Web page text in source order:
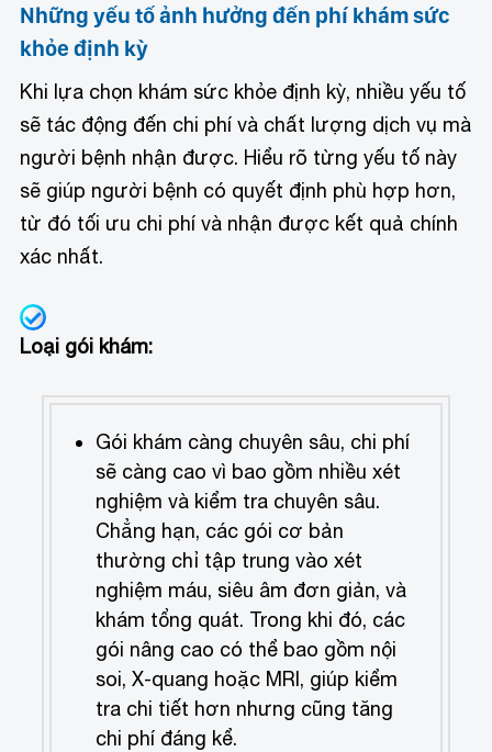
Những yếu tố ảnh hưởng đến phí khám sức
khỏe định kỳ
Khi lựa chọn khám sức khỏe định kỳ, nhiều yếu tố
sẽ tác động đến chi phí và chất lượng dịch vụ mà
người bệnh nhận được. Hiểu rõ từng yếu tố này
sẽ giúp người bệnh có quyết định phù hợp hơn,
từ đó tối ưu chi phí và nhận được kết quả chính
xác nhất.
Loại gói khám:
Gói khám càng chuyên sâu, chi phí
sẽ càng cao vì bao gồm nhiều xét
nghiệm và kiểm tra chuyên sâu.
Chẳng hạn, các gói cơ bản
thường chỉ tập trung vào xét
nghiệm máu, siêu âm đơn giản, và
khám tổng quát. Trong khi đó, các
gói nâng cao có thể bao gồm nội
soi, X-quang hoặc MRI, giúp kiểm
tra chi tiết hơn nhưng cũng tăng
chi phí đáng kể.